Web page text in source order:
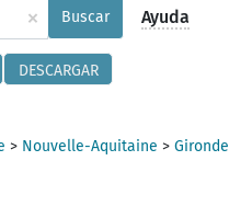
× Buscar Ayuda
DESCARGAR
> Nouvelle-Aquitaine >Gironde